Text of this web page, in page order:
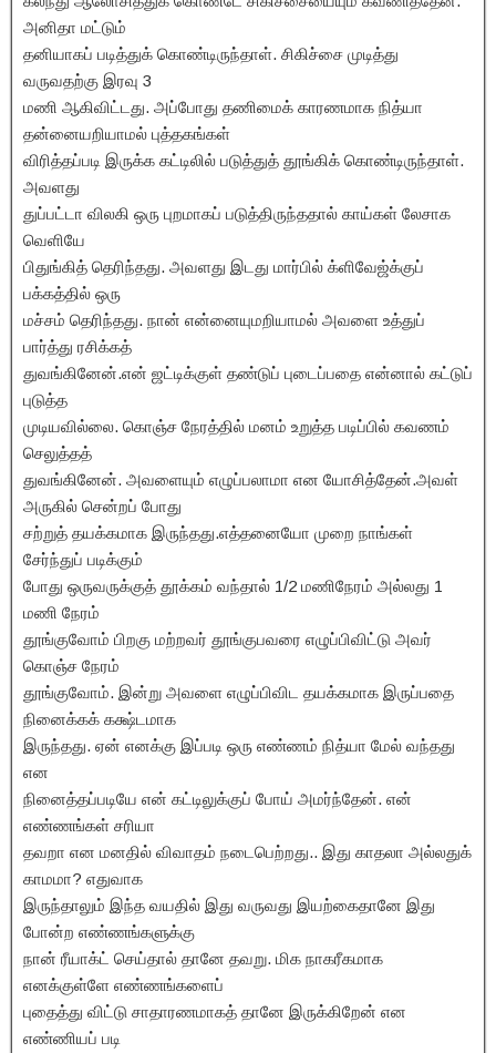
அனிதா மட்டும்
தனியாகப் படித்துக் கொண்டிருந்தாள். சிகிச்சை முடித்து
வருவதற்கு இரவு 3
மணி ஆகிவிட்டது. அப்போது தணிமைக் காரணமாக நித்யா
தன்னையறியாமல் புத்தகங்கள்
விரித்தப்படி இருக்க கட்டிலில் படுத்துத் தூங்கிக் கொண்டிருந்தாள்.
அவளது
துப்பட்டா விலகி ஒரு புறமாகப் படுத்திருந்ததால் காய்கள் லேசாக
வெளியே
பிதுங்கித் தெரிந்தது. அவளது இடது மார்பில் க்ளிவேஜ்க்குப்
பக்கத்தில் ஒரு
மச்சம் தெரிந்தது. நான் என்னையுமறியாமல் அவளை உத்துப்
பார்த்து ரசிக்கத்
துவங்கினேன்.என் ஜட்டிக்குள் தண்டுப் புடைப்பதை என்னால் கட்டுப்
புடுத்த
முடியவில்லை. கொஞ்ச நேரத்தில் மனம் உறுத்த படிப்பில் கவணம்
செலுத்தத்
துவங்கினேன். அவளையும் எழுப்பலாமா என யோசித்தேன்.அவள்
அருகில் சென்றப் போது
சற்றுத் தயக்கமாக இருந்தது.எத்தனையோ முறை நாங்கள்
சேர்ந்துப் படிக்கும்
போது ஒருவருக்குத் தூக்கம் வந்தால் 1/2 மணிநேரம் அல்லது 1
மணி நேரம்
தூங்குவோம் பிறகு மற்றவர் தூங்குபவரை எழுப்பிவிட்டு அவர்
கொஞ்ச நேரம்
தூங்குவோம். இன்று அவளை எழுப்பிவிட தயக்கமாக இருப்பதை
நினைக்கக் கக்ஷ்டமாக
இருந்தது. ஏன் எனக்கு இப்படி ஒரு எண்ணம் நித்யா மேல் வந்தது
என
நினைத்தப்படியே என் கட்டிலுக்குப் போய் அமர்ந்தேன். என்
எண்ணங்கள் சரியா
தவறா என மனதில் விவாதம் நடைபெற்றது.. இது காதலா அல்லதுக்
காமமா? எதுவாக
இருந்தாலும் இந்த வயதில் இது வருவது இயற்கைதானே இது
போன்ற எண்ணங்களுக்கு
நான் ரீயாக்ட் செய்தால் தானே தவறு. மிக நாகரீகமாக
எனக்குள்ளே எண்ணங்களைப்
புதைத்து விட்டு சாதாரணமாகத் தானே இருக்கிறேன் என
எண்ணியப் படி